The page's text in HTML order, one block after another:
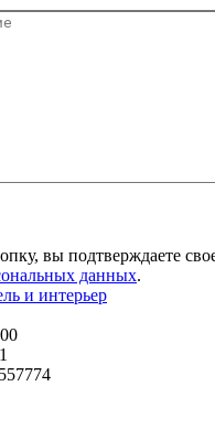
вы подтверждаете
данных.